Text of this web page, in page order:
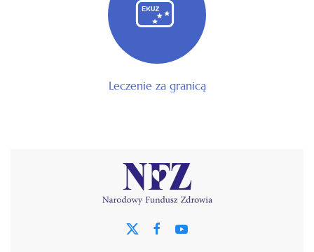
Leczenie za granicą